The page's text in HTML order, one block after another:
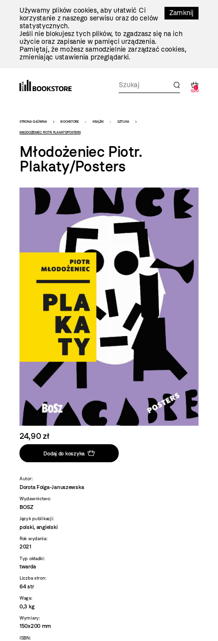
Zamknij
Używamy plików cookies, aby ułatwić Ci
korzystanie z naszego serwisu oraz do celów
statystycznych.
Jeśli nie blokujesz tych plików, to zgadzasz się na ich
użycie oraz zapisanie w pamięci urządzenia.
Pamiętaj, że możesz samodzielnie zarządzać cookies,
zmieniając ustawienia przeglądarki.
0
0,00
Bookstore
-
szablon
szczegóły
STRONA GŁÓWNA BOOKSTORE KSIĄŻKI SZTUKA
MŁODOŻENIEC PIOTR. PLAKATY/POSTERS
Młodożeniec Piotr.
Plakaty/Posters
24,90 zł
Dodaj do koszyka
Autor:
Dorota Folga-Januszewska
Wydawnictwo:
BOSZ
Język publikacji:
polski, angielski
Rok wydania:
2021
Typ okładki:
twarda
Liczba stron:
64 str
Waga:
0,3 kg
Wymiary:
150x200 mm
ISBN: